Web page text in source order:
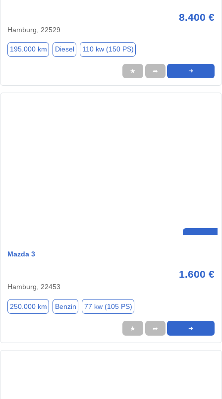
8.400 €
Hamburg, 22529
195.000 km Diesel 110 kw (150 PS)
★ ➦ ➜
Mazda 3
1.600 €
Hamburg, 22453
250.000 km Benzin 77 kw (105 PS)
★ ➦ ➜